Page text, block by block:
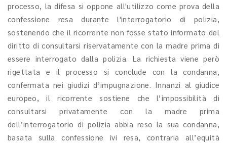
processo, la difesa si oppone all'utilizzo come prova della
confessione resa durante l'interrogatorio di polizia,
sostenendo che il ricorrente non fosse stato informato del
diritto di consultarsi riservatamente con la madre prima di
essere interrogato dalla polizia. La richiesta viene però
rigettata e il processo si conclude con la condanna,
confermata nei giudizi d’impugnazione. Innanzi al giudice
europeo, il ricorrente sostiene che l’impossibilità di
consultarsi privatamente con la madre prima
dell’interrogatorio di polizia abbia reso la sua condanna,
basata sulla confessione ivi resa, contraria all’equità